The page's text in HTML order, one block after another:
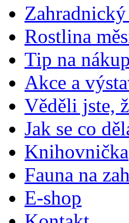
Rostlina
Tip na nákup
Akce a
Věděli jste,
Jak se co
Knihovnička
Fauna na
E-shop